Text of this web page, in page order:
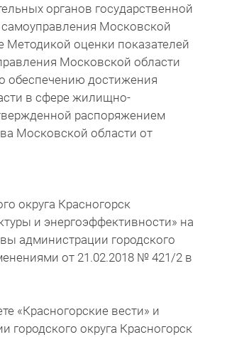
органов государственной
Московской
Методикой оценки показателей
Московской области
обеспечению достижения
в сфере жилищно-
распоряжением
Московской области от
округа Красногорск
и энергоэффективности» на
администрации городского
от 21.02.2018 № 421/2 в
«Красногорские вести» и
городского округа Красногорск